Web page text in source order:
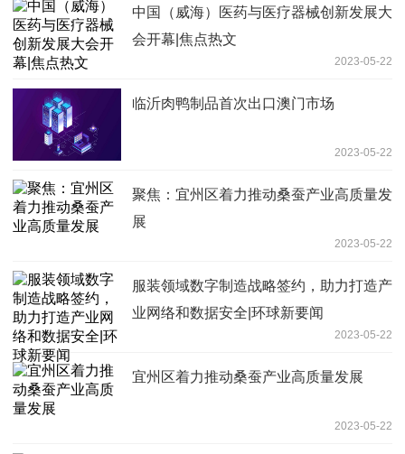
中国（威海）医药与医疗器械创新发展大
会开幕|焦点热文
2023-05-22
临沂肉鸭制品首次出口澳门市场
2023-05-22
聚焦：宜州区着力推动桑蚕产业高质量发
展
2023-05-22
服装领域数字制造战略签约，助力打造产
业网络和数据安全|环球新要闻
2023-05-22
宜州区着力推动桑蚕产业高质量发展
2023-05-22